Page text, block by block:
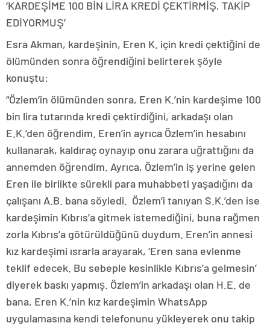
‘KARDEŞİME 100 BİN LİRA KREDİ ÇEKTİRMİŞ, TAKİP
EDİYORMUŞ’
Esra Akman, kardeşinin, Eren K. için kredi çektiğini de
ölümünden sonra öğrendiğini belirterek şöyle
konuştu:
“Özlem’in ölümünden sonra, Eren K.’nin kardeşime 100
bin lira tutarında kredi çektirdiğini, arkadaşı olan
E.K.’den öğrendim. Eren’in ayrıca Özlem’in hesabını
kullanarak, kaldıraç oynayıp onu zarara uğrattığını da
annemden öğrendim. Ayrıca, Özlem’in iş yerine gelen
Eren ile birlikte sürekli para muhabbeti yaşadığını da
çalışanı A.B. bana söyledi. Özlem’i tanıyan S.K.’den ise
kardeşimin Kıbrıs’a gitmek istemediğini, buna rağmen
zorla Kıbrıs’a götürüldüğünü duydum. Eren’in annesi
kız kardeşimi ısrarla arayarak, ‘Eren sana evlenme
teklif edecek. Bu sebeple kesinlikle Kıbrıs’a gelmesin’
diyerek baskı yapmış. Özlem’in arkadaşı olan H.E. de
bana, Eren K.’nin kız kardeşimin WhatsApp
uygulamasına kendi telefonunu yükleyerek onu takip